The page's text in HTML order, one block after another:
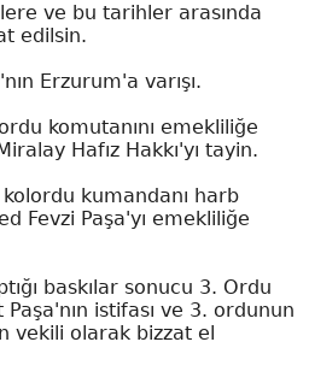
ve bu tarihler arasında
edilsin.
Erzurum'a varışı.
komutanını emekliliğe
Hafız Hakkı'yı tayin.
kumandanı harb
Fevzi Paşa'yı emekliliğe
baskılar sonucu 3. Ordu
istifası ve 3. ordunun
vekili olarak bizzat el